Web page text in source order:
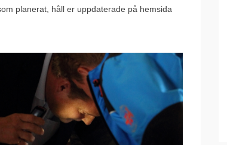
planerat, håll er uppdaterade på hemsida